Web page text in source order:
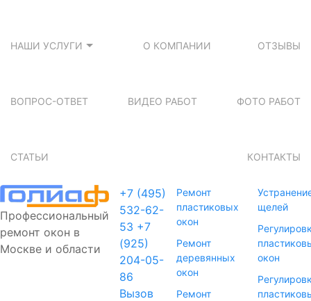
НАШИ УСЛУГИ О КОМПАНИИ ОТЗЫВЫ
ВОПРОС-ОТВЕТ ВИДЕО РАБОТ ФОТО РАБОТ
СТАТЬИ КОНТАКТЫ
Профессиональный
ремонт окон в
Москве и области
+7 (495)
532-62-
53 +7
(925)
204-05-
86
Вызов
Ремонт
пластиковых
окон
Ремонт
деревянных
окон
Ремонт
щелей
окон